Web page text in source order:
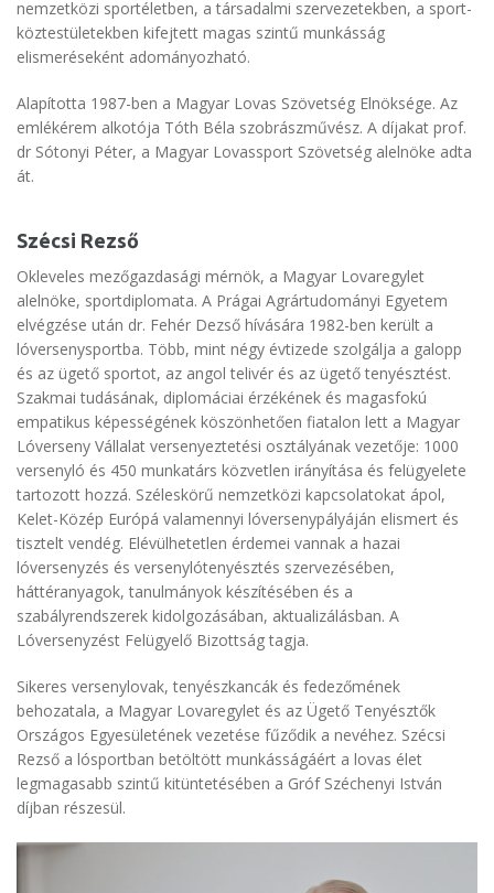
nemzetközi sportéletben, a társadalmi szervezetekben, a sport-
köztestületekben kifejtett magas szintű munkásság
elismeréseként adományozható.
Alapította 1987-ben a Magyar Lovas Szövetség Elnöksége. Az
emlékérem alkotója Tóth Béla szobrászművész. A díjakat prof.
dr Sótonyi Péter, a Magyar Lovassport Szövetség alelnöke adta
át.
Szécsi Rezső
Okleveles mezőgazdasági mérnök, a Magyar Lovaregylet
alelnöke, sportdiplomata. A Prágai Agrártudományi Egyetem
elvégzése után dr. Fehér Dezső hívására 1982-ben került a
lóversenysportba. Több, mint négy évtizede szolgálja a galopp
és az ügető sportot, az angol telivér és az ügető tenyésztést.
Szakmai tudásának, diplomáciai érzékének és magasfokú
empatikus képességének köszönhetően fiatalon lett a Magyar
Lóverseny Vállalat versenyeztetési osztályának vezetője: 1000
versenyló és 450 munkatárs közvetlen irányítása és felügyelete
tartozott hozzá. Széleskörű nemzetközi kapcsolatokat ápol,
Kelet-Közép Európá valamennyi lóversenypályáján elismert és
tisztelt vendég. Elévülhetetlen érdemei vannak a hazai
lóversenyzés és versenylótenyésztés szervezésében,
háttéranyagok, tanulmányok készítésében és a
szabályrendszerek kidolgozásában, aktualizálásban. A
Lóversenyzést Felügyelő Bizottság tagja.
Sikeres versenylovak, tenyészkancák és fedezőmének
behozatala, a Magyar Lovaregylet és az Ügető Tenyésztők
Országos Egyesületének vezetése fűződik a nevéhez. Szécsi
Rezső a lósportban betöltött munkásságáért a lovas élet
legmagasabb szintű kitüntetésében a Gróf Széchenyi István
díjban részesül.